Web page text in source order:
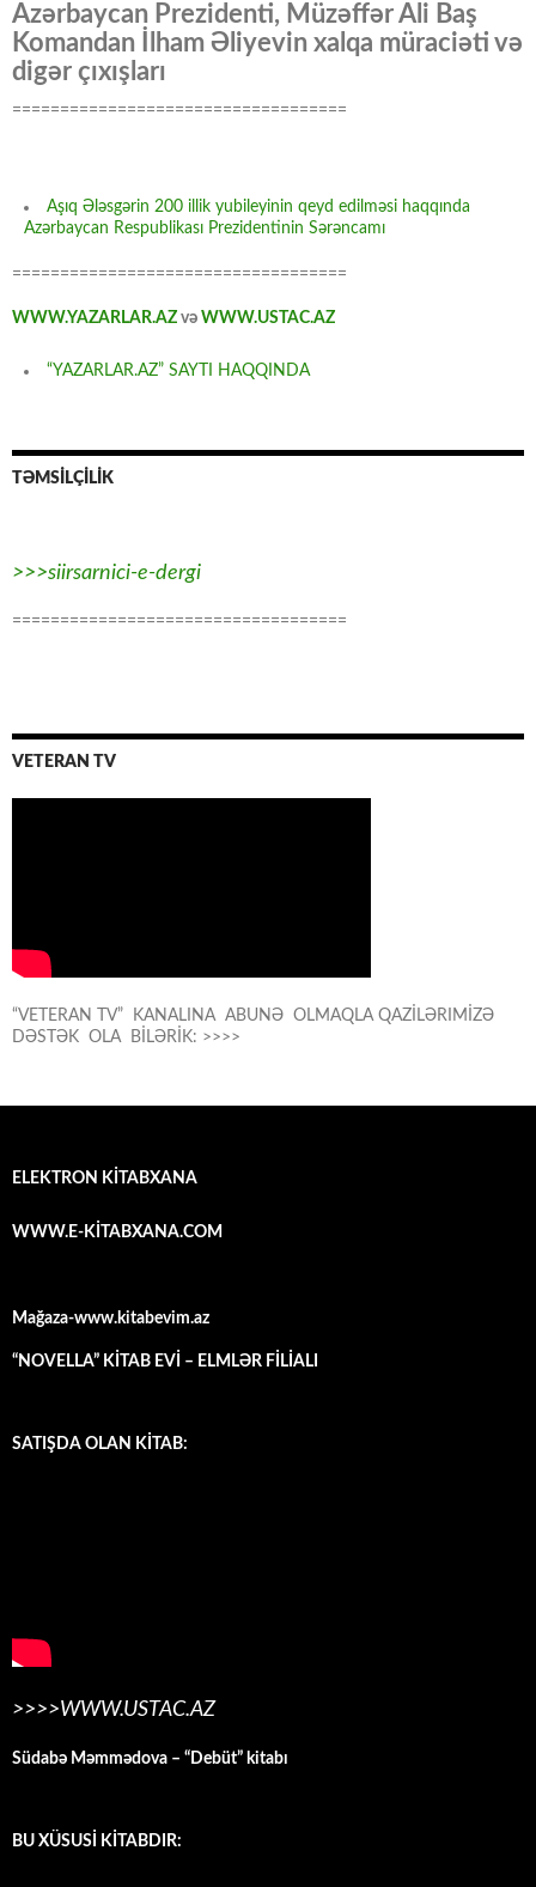
Azərbaycan Prezidenti, Müzəffər Ali Baş
Komandan İlham Əliyevin xalqa müraciəti və
digər çıxışları
===================================
Aşıq Ələsgərin 200 illik yubileyinin qeyd edilməsi haqqında
Azərbaycan Respublikası Prezidentinin Sərəncamı
===================================
WWW.YAZARLAR.AZ və WWW.USTAC.AZ
“YAZARLAR.AZ” SAYTI HAQQINDA
TƏMSİLÇİLİK
>>>siirsarnici-e-dergi
===================================
VETERAN TV
“VETERAN TV” KANALINA ABUNƏ OLMAQLA QAZİLƏRIMİZƏ
DƏSTƏK OLA BİLƏRİK: >>>>
ELEKTRON KİTABXANA
WWW.E-KİTABXANA.COM
Mağaza-www.kitabevim.az
“NOVELLA” KİTAB EVİ – ELMLƏR FİLİALI
SATIŞDA OLAN KİTAB:
>>>>WWW.USTAC.AZ
Südabə Məmmədova – “Debüt” kitabı
BU XÜSUSİ KİTABDIR: